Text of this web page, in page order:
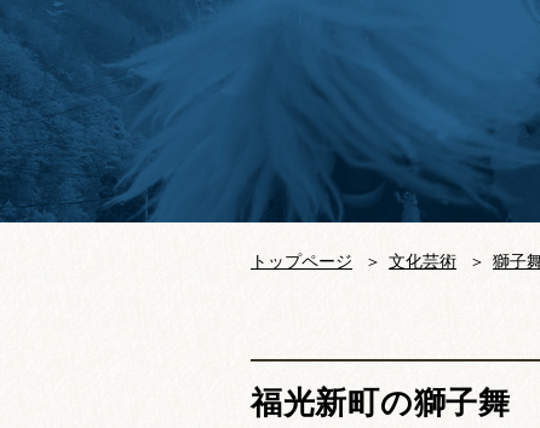
トップページ 文化芸術 獅子
福光新町の獅子舞